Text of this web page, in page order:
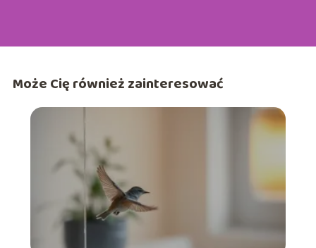
Może Cię również zainteresować